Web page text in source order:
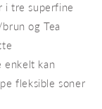
i tre superfine
og Tea
enkelt kan
fleksible soner